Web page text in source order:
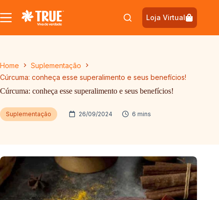
para
o
Loja Virtual
Home
Suplementação
Cúrcuma: conheça esse superalimento e seus benefícios!
Cúrcuma: conheça esse superalimento e seus benefícios!
Suplementação 26/09/2024 6 mins